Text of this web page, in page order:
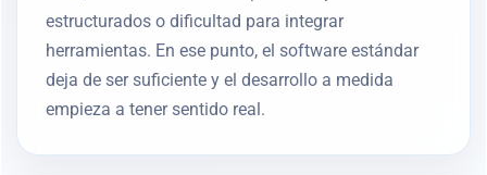
estructurados o dificultad para integrar
herramientas. En ese punto, el software estándar
deja de ser suficiente y el desarrollo a medida
empieza a tener sentido real.